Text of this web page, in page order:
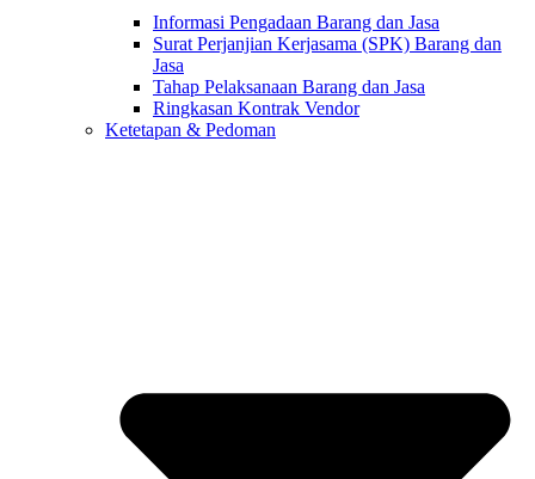
Informasi Pengadaan Barang dan Jasa
Surat Perjanjian Kerjasama (SPK) Barang dan
Jasa
Tahap Pelaksanaan Barang dan Jasa
Ringkasan Kontrak Vendor
Ketetapan & Pedoman